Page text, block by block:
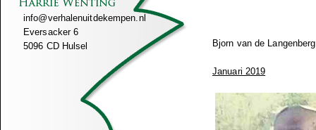
info@verhalenuitdekempen.nl
Eversacker 6
5096 CD Hulsel
Bjorn van de
Januari 2019